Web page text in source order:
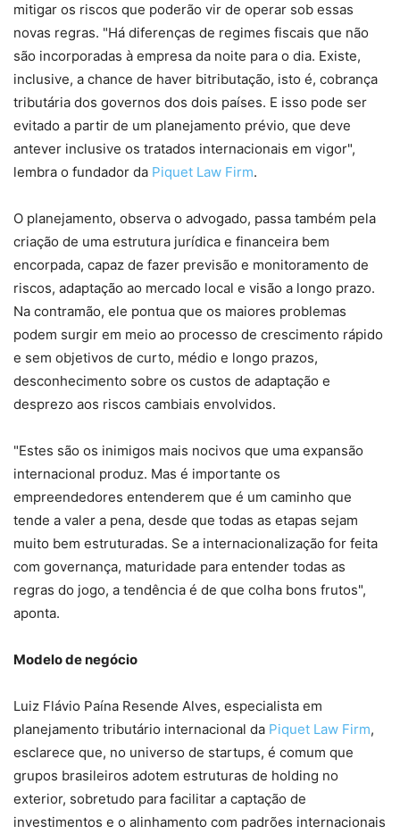
mitigar os riscos que poderão vir de operar sob essas
novas regras. "Há diferenças de regimes fiscais que não
são incorporadas à empresa da noite para o dia. Existe,
inclusive, a chance de haver bitributação, isto é, cobrança
tributária dos governos dos dois países. E isso pode ser
evitado a partir de um planejamento prévio, que deve
antever inclusive os tratados internacionais em vigor",
lembra o fundador da Piquet Law Firm.
O planejamento, observa o advogado, passa também pela
criação de uma estrutura jurídica e financeira bem
encorpada, capaz de fazer previsão e monitoramento de
riscos, adaptação ao mercado local e visão a longo prazo.
Na contramão, ele pontua que os maiores problemas
podem surgir em meio ao processo de crescimento rápido
e sem objetivos de curto, médio e longo prazos,
desconhecimento sobre os custos de adaptação e
desprezo aos riscos cambiais envolvidos.
"Estes são os inimigos mais nocivos que uma expansão
internacional produz. Mas é importante os
empreendedores entenderem que é um caminho que
tende a valer a pena, desde que todas as etapas sejam
muito bem estruturadas. Se a internacionalização for feita
com governança, maturidade para entender todas as
regras do jogo, a tendência é de que colha bons frutos",
aponta.
Modelo de negócio
Luiz Flávio Paína Resende Alves, especialista em
planejamento tributário internacional da Piquet Law Firm,
esclarece que, no universo de startups, é comum que
grupos brasileiros adotem estruturas de holding no
exterior, sobretudo para facilitar a captação de
investimentos e o alinhamento com padrões internacionais